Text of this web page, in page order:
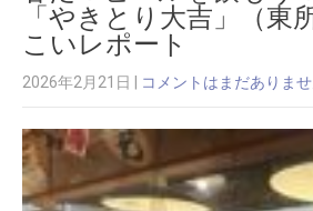
「やきとり大吉」（東
こいレポート
2026年2月21日 コメントはまだありま